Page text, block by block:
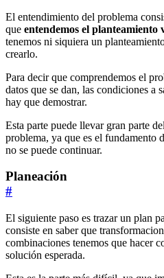
El entendimiento del problema
que entendemos el planteamiento
tenemos ni siquiera un
crearlo.
Para decir que comprendemos el
datos que se dan, las condiciones a
hay que demostrar.
Esta parte puede llevar gran parte
problema, ya que es el fundamento
no se puede continuar.
Planeación
#
El siguiente paso es trazar un plan
consiste en saber que
combinaciones tenemos que hacer
solución esperada.